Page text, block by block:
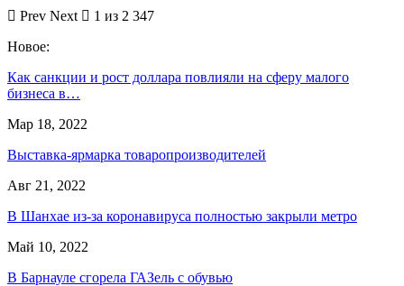
Prev Next
1 из 2 347
Новое:
Как санкции и рост доллара повлияли на сферу малого
бизнеса в…
Мар 18, 2022
Выставка-ярмарка товаропроизводителей
Авг 21, 2022
В Шанхае из-за коронавируса полностью закрыли метро
Май 10, 2022
В Барнауле сгорела ГАЗель с обувью